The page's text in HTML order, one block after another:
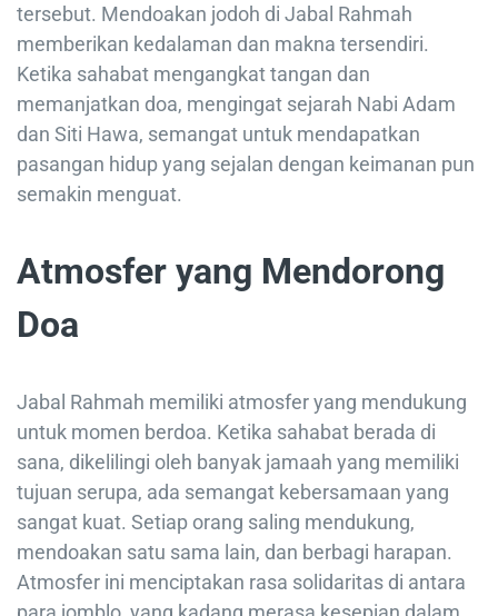
tersebut. Mendoakan jodoh di Jabal Rahmah
memberikan kedalaman dan makna tersendiri.
Ketika sahabat mengangkat tangan dan
memanjatkan doa, mengingat sejarah Nabi Adam
dan Siti Hawa, semangat untuk mendapatkan
pasangan hidup yang sejalan dengan keimanan pun
semakin menguat.
Atmosfer yang Mendorong
Doa
Jabal Rahmah memiliki atmosfer yang mendukung
untuk momen berdoa. Ketika sahabat berada di
sana, dikelilingi oleh banyak jamaah yang memiliki
tujuan serupa, ada semangat kebersamaan yang
sangat kuat. Setiap orang saling mendukung,
mendoakan satu sama lain, dan berbagi harapan.
Atmosfer ini menciptakan rasa solidaritas di antara